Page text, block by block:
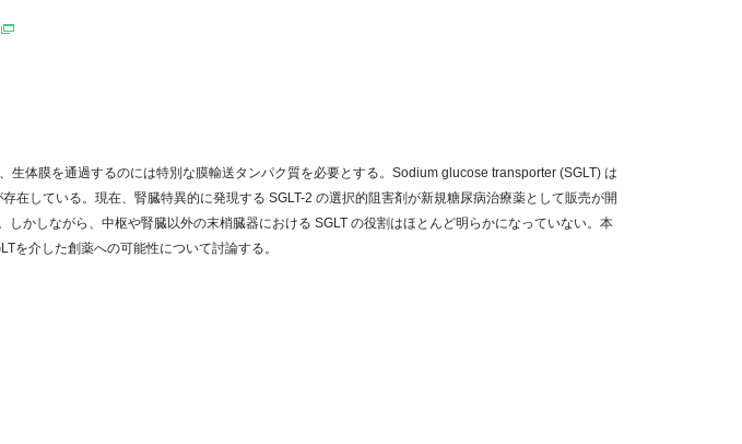
体膜を通過するのには特別な膜輸送タンパク質を必要とする。Sodium glucose transporter (SGLT) は
している。現在、腎臓特異的に発現する SGLT-2 の選択的阻害剤が新規糖尿病治療薬として販売が開
かしながら、中枢や腎臓以外の末梢臓器における SGLT の役割はほとんど明らかになっていない。本
を介した創薬への可能性について討論する。